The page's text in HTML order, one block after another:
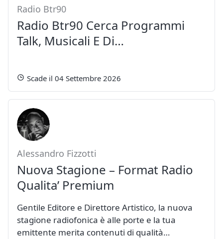
Radio Btr90
Radio Btr90 Cerca Programmi
Talk, Musicali E Di…
Scade il 04 Settembre 2026
Alessandro Fizzotti
Nuova Stagione – Format Radio
Qualita’ Premium
Gentile Editore e Direttore Artistico, la nuova
stagione radiofonica è alle porte e la tua
emittente merita contenuti di qualità…